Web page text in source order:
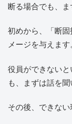
断る場合でも、ま
初めから、「断
メージを与えます。
役員ができない
も、まずは話を聞
その後、できない